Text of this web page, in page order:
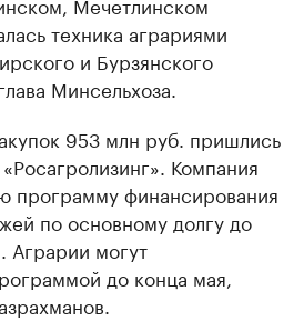
техника аграриями
и Бурзянского
Минсельхоза.
953 млн руб. пришлись
Компания
программу финансирования
по основному долгу до
Аграрии могут
до конца мая,